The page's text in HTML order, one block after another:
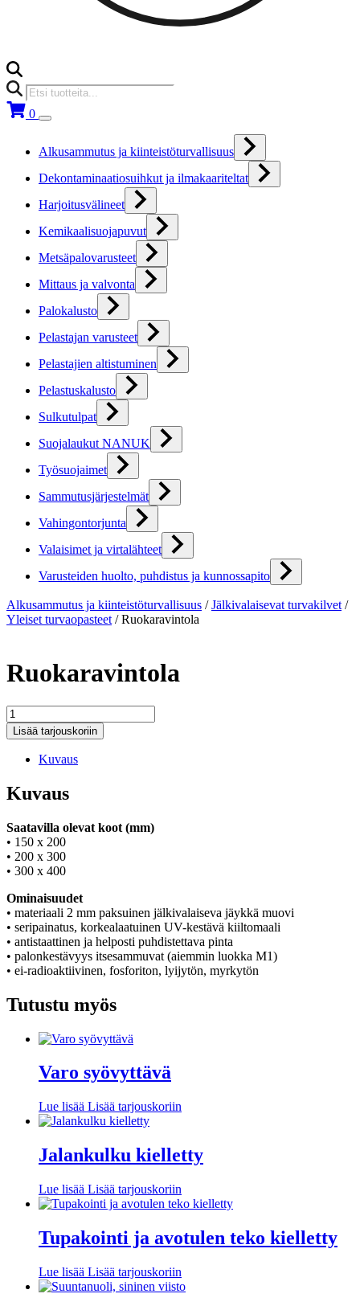
Products
search
0
Alkusammutus ja kiinteistöturvallisuus
Dekontaminaatiosuihkut ja ilmakaariteltat
Harjoitusvälineet
Kemikaalisuojapuvut
Metsäpalovarusteet
Mittaus ja valvonta
Palokalusto
Pelastajan varusteet
Pelastajien altistuminen
Pelastuskalusto
Sulkutulpat
Suojalaukut NANUK
Työsuojaimet
Sammutusjärjestelmät
Vahingontorjunta
Valaisimet ja virtalähteet
Varusteiden huolto, puhdistus ja kunnossapito
Alkusammutus ja kiinteistöturvallisuus /Jälkivalaisevat turvakilvet /
Yleiset turvaopasteet /Ruokaravintola
Ruokaravintola
Ruokaravintola
määrä
Lisää tarjouskoriin
Kuvaus
Kuvaus
Saatavilla olevat koot (mm)
• 150 x 200
• 200 x 300
• 300 x 400
Ominaisuudet
• materiaali 2 mm paksuinen jälkivalaiseva jäykkä muovi
• seripainatus, korkealaatuinen UV-kestävä kiiltomaali
• antistaattinen ja helposti puhdistettava pinta
• palonkestävyys itsesammuvat (aiemmin luokka M1)
• ei-radioaktiivinen, fosforiton, lyijytön, myrkytön
Tutustu myös
Varo syövyttävä
Lue lisää Lisää tarjouskoriin
Jalankulku kielletty
Lue lisää Lisää tarjouskoriin
Tupakointi ja avotulen teko kielletty
Lue lisää Lisää tarjouskoriin